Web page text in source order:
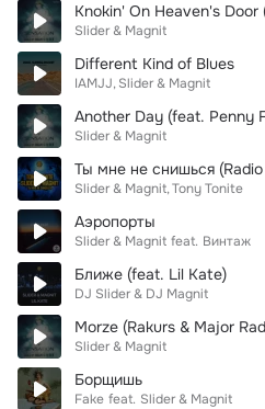
Knokin' On Heaven's Door
Slider & Magnit
Different Kind of Blues
IAMJJ Slider & Magnit
Another Day (feat. Penny
Slider & Magnit
Ты мне не снишься
Slider & Magnit Tony Tonite
Аэропорты
Slider & Magnit feat. Винтаж
Ближе (feat. Lil Kate)
DJ Slider & DJ Magnit
Morze (Rakurs & Major
Slider & Magnit
Борщишь
Fake feat. Slider & Magnit